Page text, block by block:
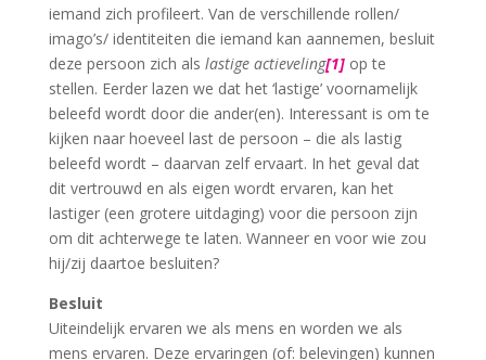
iemand zich profileert. Van de verschillende rollen/
imago’s/ identiteiten die iemand kan aannemen, besluit
deze persoon zich als lastige actieveling[1] op te
stellen. Eerder lazen we dat het ‘lastige’ voornamelijk
beleefd wordt door die ander(en). Interessant is om te
kijken naar hoeveel last de persoon – die als lastig
beleefd wordt – daarvan zelf ervaart. In het geval dat
dit vertrouwd en als eigen wordt ervaren, kan het
lastiger (een grotere uitdaging) voor die persoon zijn
om dit achterwege te laten. Wanneer en voor wie zou
hij/zij daartoe besluiten?
Besluit
Uiteindelijk ervaren we als mens en worden we als
mens ervaren. Deze ervaringen (of: belevingen) kunnen